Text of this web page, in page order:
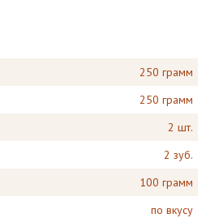
250 грамм
250 грамм
2 шт.
2 зуб.
100 грамм
по вкусу